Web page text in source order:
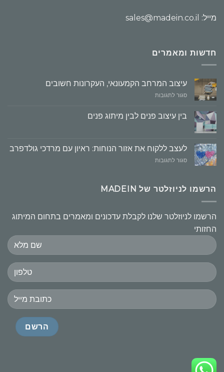
מייל: sales@madein.co.il
חדשות ומאמרים
עיצוב המרחב הקמעונאי, העקרונות חשובים
סגור לתגובותעל
הקמעונאי,
בין עיצוב פנים לבין מיתוג פנים
לעצב ללקוח את אזור הנוחות: ראיון עם מרדכי גולדפרב
סגור לתגובותעל
את
אזור
עם
גולדפרב
הרשמו לניוזלטר של MADEIN
הרשמו לניוזלטר שלנו לקבלת עדכונים ומאמרים בתחום המיתוג
החזותי